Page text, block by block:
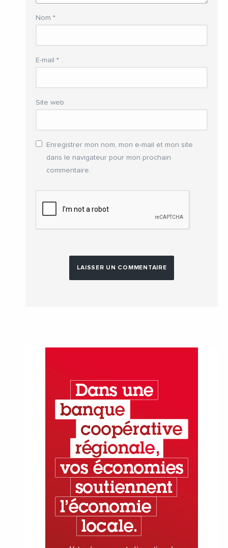
Nom *
E-mail *
Site web
Enregistrer mon nom, mon e-mail et mon site
dans le navigateur pour mon prochain
commentaire.